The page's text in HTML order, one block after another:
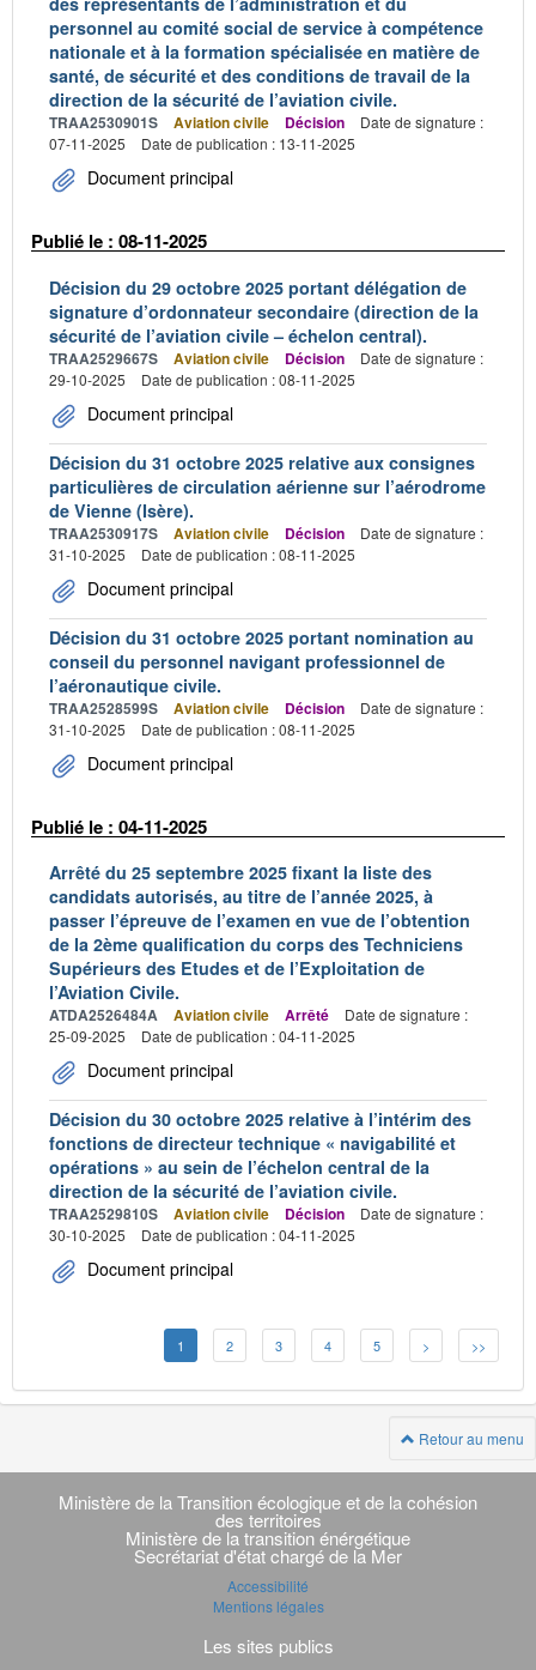
personnel au comité social de service à compétence
nationale et à la formation spécialisée en matière de
santé, de sécurité et des conditions de travail de la
direction de la sécurité de l’aviation civile.
TRAA2530901S Aviation civile Décision
Date de signature :
07-11-2025
Date de publication : 13-11-2025
Document principal
Publié le : 08-11-2025
Décision du 29 octobre 2025 portant délégation de
signature d’ordonnateur secondaire (direction de la
sécurité de l’aviation civile – échelon central).
TRAA2529667S Aviation civile Décision
Date de signature :
29-10-2025
Date de publication : 08-11-2025
Document principal
Décision du 31 octobre 2025 relative aux consignes
particulières de circulation aérienne sur l’aérodrome
de Vienne (Isère).
TRAA2530917S Aviation civile Décision
Date de signature :
31-10-2025
Date de publication : 08-11-2025
Document principal
Décision du 31 octobre 2025 portant nomination au
conseil du personnel navigant professionnel de
l’aéronautique civile.
TRAA2528599S Aviation civile Décision
Date de signature :
31-10-2025
Date de publication : 08-11-2025
Document principal
Publié le : 04-11-2025
Arrêté du 25 septembre 2025 fixant la liste des
candidats autorisés, au titre de l’année 2025, à
passer l’épreuve de l’examen en vue de l’obtention
de la 2ème qualification du corps des Techniciens
Supérieurs des Etudes et de l’Exploitation de
l’Aviation Civile.
ATDA2526484A Aviation civile Arrêté
Date de signature :
25-09-2025
Date de publication : 04-11-2025
Document principal
Décision du 30 octobre 2025 relative à l’intérim des
fonctions de directeur technique « navigabilité et
opérations » au sein de l’échelon central de la
direction de la sécurité de l’aviation civile.
TRAA2529810S Aviation civile Décision
Date de signature :
30-10-2025
Date de publication : 04-11-2025
Document principal
1 2 3 4 5 > >>
Retour au menu
Navigation
transverse
Ministère de la Transition écologique et de la cohésion
des territoires
Ministère de la transition énérgétique
Secrétariat d'état chargé de la Mer
Accessibilité
Mentions légales
Les sites publics